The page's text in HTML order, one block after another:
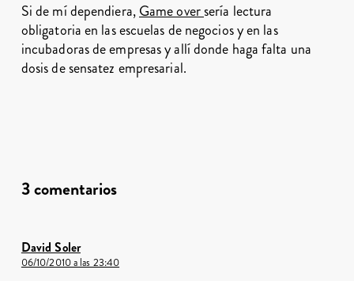
Si de mí dependiera,Game oversería lectura
obligatoria en las escuelas de negocios y en las
incubadoras de empresas y allí donde haga falta una
dosis de sensatez empresarial.
3 comentarios
David Soler
06/10/2010 a las 23:40